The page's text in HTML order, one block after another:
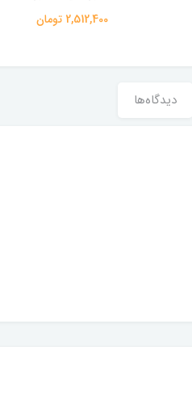
2,512,400 تومان
دیدگاه‌ها